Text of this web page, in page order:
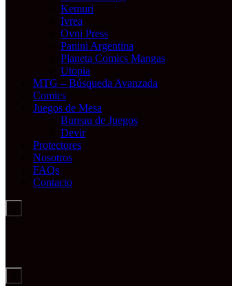
Kemuri
Ivrea
Ovni Press
Panini Argentina
Planeta Comics Mangas
Utopia
MTG – Búsqueda Avanzada
Comics
Juegos de Mesa
Bureau de Juegos
Devir
Protectores
Nosotros
FAQs
Contacto